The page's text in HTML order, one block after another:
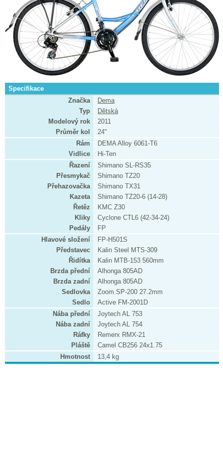
Specifikace
Značka
Dema
Typ
Dětská
Modelový rok
2011
Průměr kol
24"
Rám
DEMA Alloy 6061-T6
Vidlice
Hi-Ten
Řazení
Shimano SL-RS35
Přesmykač
Shimano TZ20
Přehazovačka
Shimano TX31
Kazeta
Shimano TZ20-6 (14-28)
Řetěz
KMC Z30
Kliky
Cyclone CTL6 (42-34-24)
Pedály
FP
Hlavové složení
FP-H501S
Představec
Kalin Steel MTS-309
Řidítka
Kalin MTB-153 560mm
Brzda přední
Alhonga 805AD
Brzda zadní
Alhonga 805AD
Sedlovka
Zoom SP-200 27.2mm
Sedlo
Active FM-2001D
Nába přední
Joytech AL 753
Nába zadní
Joytech AL 754
Ráfky
Remerx RMX-21
Pláště
Camel CB256 24x1.75
Hmotnost
13,4 kg